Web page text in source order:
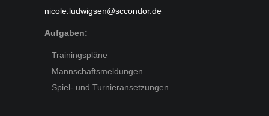
nicole.ludwigsen@sccondor.de
Aufgaben:
– Trainingspläne
– Mannschaftsmeldungen
– Spiel- und Turnieransetzungen